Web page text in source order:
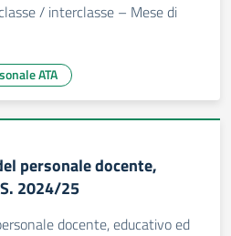
/ interclasse – Mese di
ATA
personale docente,
2024/25
docente, educativo ed